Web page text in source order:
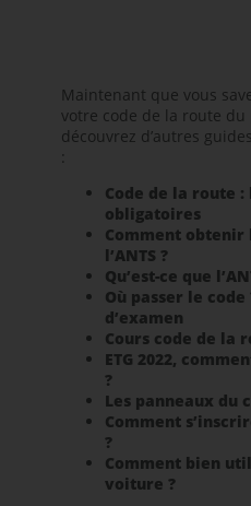
Maintenant que vous
votre code de la route du
découvrez d’autres
:
Code de la route
obligatoires
Comment obtenir
l’ANTS ?
Qu’est-ce que
Où passer le
d’examen
Cours code de la
ETG 2022,
?
Les panneaux du
Comment
?
Comment bien
voiture ?